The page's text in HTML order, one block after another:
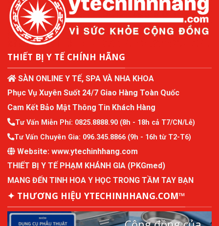
THIẾT BỊ Y TẾ CHÍNH HÃNG
SÀN ONLINE Y TẾ, SPA VÀ NHA KHOA
Phục Vụ Xuyên Suốt 24/7 Giao Hàng Toàn Quốc
Cam Kết Bảo Mật Thông Tin Khách Hàng
Tư Vấn Miễn Phí: 0825.8888.90 (8h - 18h cả T7/CN/Lễ)
Tư Vấn Chuyên Gia: 096.345.8866 (9h - 16h từ T2-T6)
Website: www.ytechinhhang.com
THIẾT BỊ Y TẾ PHẠM KHÁNH GIA (PKGmed)
MANG ĐẾN TINH HOA Y HỌC TRONG TẦM TAY BẠN
✦ THƯƠNG HIỆU YTECHINHHANG.COM™